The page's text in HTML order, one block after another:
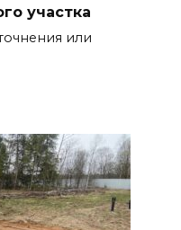
участка
или